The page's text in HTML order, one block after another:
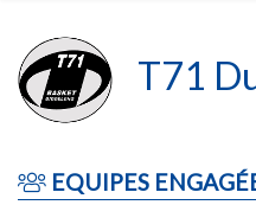
T71
EQUIPES